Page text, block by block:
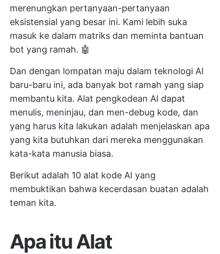
merenungkan pertanyaan-pertanyaan
eksistensial yang besar ini. Kami lebih suka
masuk ke dalam matriks dan meminta bantuan
bot yang ramah. 🤖
Dan dengan lompatan maju dalam teknologi AI
baru-baru ini, ada banyak bot ramah yang siap
membantu kita. Alat pengkodean AI dapat
menulis, meninjau, dan men-debug kode, dan
yang harus kita lakukan adalah menjelaskan apa
yang kita butuhkan dari mereka menggunakan
kata-kata manusia biasa.
Berikut adalah 10 alat kode AI yang
membuktikan bahwa kecerdasan buatan adalah
teman kita.
Apa itu Alat